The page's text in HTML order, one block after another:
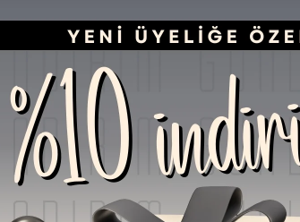
%31
İndirim
%31İndirim